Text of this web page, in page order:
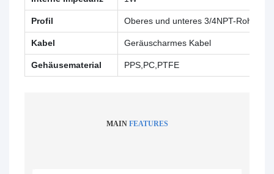
Profil Oberes und unteres 3/4NPT-
Kabel Geräuscharmes Kabel
Gehäusematerial PPS,PC,PTFE
MAIN FEATURES